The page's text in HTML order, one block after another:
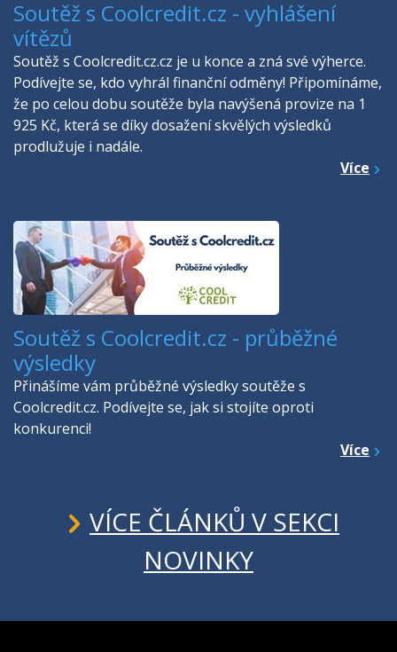
Soutěž s Coolcredit.cz - vyhlášení
vítězů
Soutěž s Coolcredit.cz.cz je u konce a zná své výherce.
Podívejte se, kdo vyhrál finanční odměny! Připomínáme,
že po celou dobu soutěže byla navýšená provize na 1
925 Kč, která se díky dosažení skvělých výsledků
prodlužuje i nadále.
Více
Soutěž s Coolcredit.cz - průběžné
výsledky
Přinášíme vám průběžné výsledky soutěže s
Coolcredit.cz. Podívejte se, jak si stojíte oproti
konkurenci!
Více
VÍCE ČLÁNKŮ V SEKCI
NOVINKY